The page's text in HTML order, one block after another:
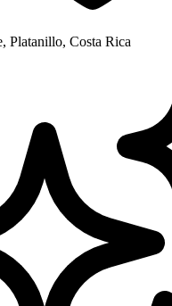
Platanillo, Costa Rica